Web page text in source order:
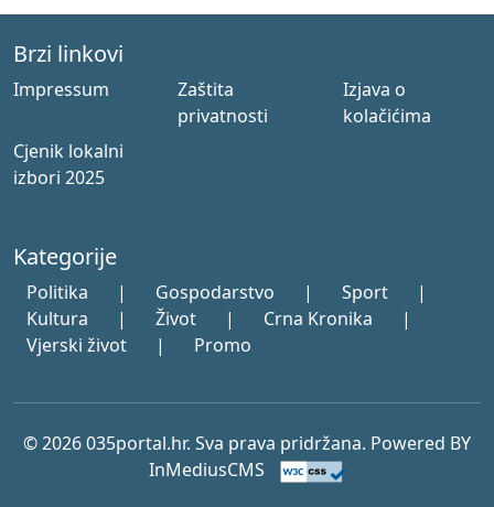
Brzi linkovi
Impressum
Zaštita
privatnosti
Izjava o
kolačićima
Cjenik lokalni
izbori 2025
Kategorije
Politika | Gospodarstvo | Sport
|
Kultura
| Život | Crna Kronika
|
Vjerski život
| Promo
© 2026 035portal.hr. Sva prava pridržana. Powered BY
InMediusCMS